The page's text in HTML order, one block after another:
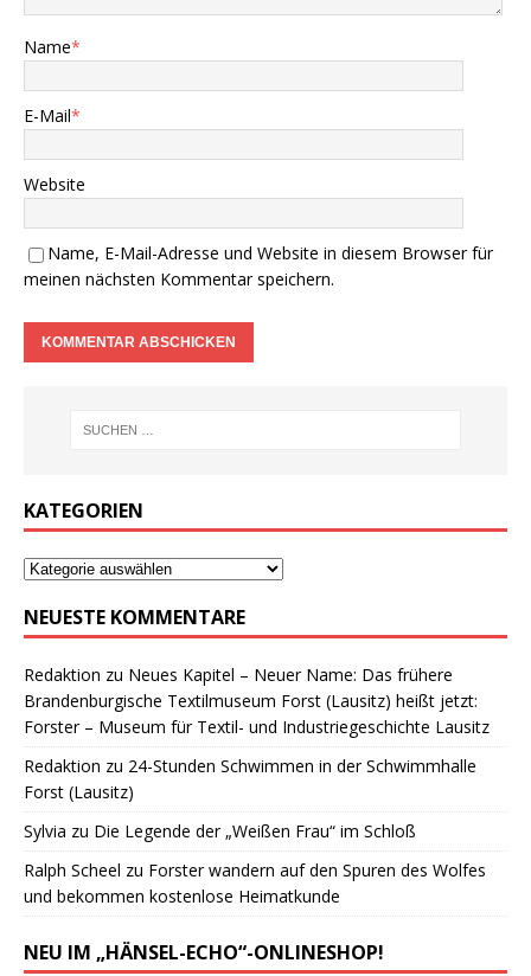
Name*
E-Mail*
Website
Name, E-Mail-Adresse und Website in diesem Browser für
meinen nächsten Kommentar speichern.
KATEGORIEN
NEUESTE KOMMENTARE
Redaktion zu Neues Kapitel – Neuer Name: Das frühere
Brandenburgische Textilmuseum Forst (Lausitz) heißt jetzt:
Forster – Museum für Textil- und Industriegeschichte Lausitz
Redaktion zu 24-Stunden Schwimmen in der Schwimmhalle
Forst (Lausitz)
Sylvia zu Die Legende der „Weißen Frau“ im Schloß
Ralph Scheel zu Forster wandern auf den Spuren des Wolfes
und bekommen kostenlose Heimatkunde
NEU IM „HÄNSEL-ECHO“-ONLINESHOP!